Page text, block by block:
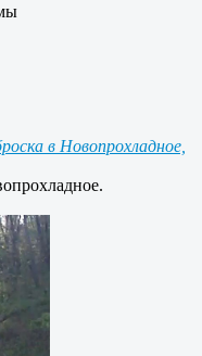
в Новопрохладное,